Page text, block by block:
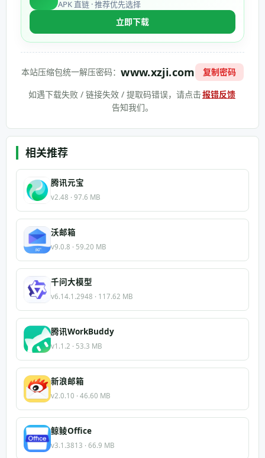
APK 直链 · 推荐优先选择
立即下载
本站压缩包统一解压密码：www.xzji.com
复制密码
如遇下载失败 / 链接失效 / 提取码错误，请点击报错反馈
告知我们。
相关推荐
腾讯元宝
v2.48 · 97.6 MB
沃邮箱
v9.0.8 · 59.20 MB
千问大模型
v6.14.1.2948 · 117.62 MB
腾讯WorkBuddy
v1.1.2 · 53.3 MB
新浪邮箱
v2.0.10 · 46.60 MB
鲸鲮Office
v3.1.3813 · 66.9 MB